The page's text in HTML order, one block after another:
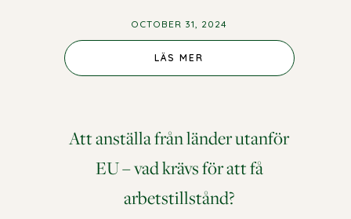
OCTOBER 31, 2024
LÄS MER
Att anställa från länder utanför
EU – vad krävs för att få
arbetstillstånd?